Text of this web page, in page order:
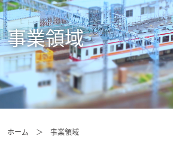
事業領域
ホーム ＞ 事業領域